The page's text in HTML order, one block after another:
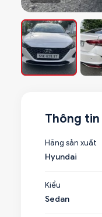
Thông
Hãng sản xuất
Hyundai
Kiểu
Sedan